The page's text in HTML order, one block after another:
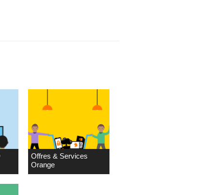
Offres & Services
Orange